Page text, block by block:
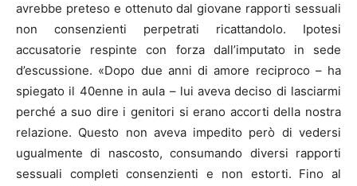
avrebbe preteso e ottenuto dal giovane rapporti sessuali
non consenzienti perpetrati ricattandolo. Ipotesi
accusatorie respinte con forza dall’imputato in sede
d’escussione. «Dopo due anni di amore reciproco – ha
spiegato il 40enne in aula – lui aveva deciso di lasciarmi
perché a suo dire i genitori si erano accorti della nostra
relazione. Questo non aveva impedito però di vedersi
ugualmente di nascosto, consumando diversi rapporti
sessuali completi consenzienti e non estorti. Fino al